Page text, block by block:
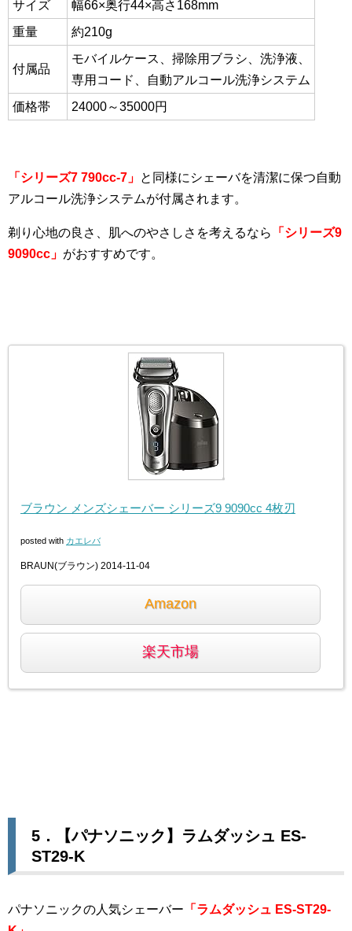
サイズ
幅66×奥行44×高さ168mm
重量
約210g
付属品
モバイルケース、掃除用ブラシ、洗浄液、
専用コード、自動アルコール洗浄システム
価格帯
24000～35000円
「シリーズ7 790cc-7」 と同様にシェーバを清潔に保つ自動
アルコール洗浄システムが付属されます。
剃り心地の良さ、肌へのやさしさを考えるなら
「シリーズ9
9090cc」 がおすすめです。
ブラウン メンズシェーバー シリーズ9 9090cc 4枚刃
posted with カエレバ
BRAUN(ブラウン) 2014-11-04
Amazon
楽天市場
5．【パナソニック】ラムダッシュ ES-
ST29-K
パナソニックの人気シェーバー 「ラムダッシュ ES-ST29-